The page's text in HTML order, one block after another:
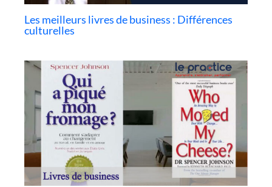
Les meilleurs livres de business : Différences
culturelles